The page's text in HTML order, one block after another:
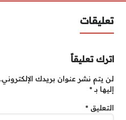
تعليقات
اترك تعليقاً
لن يتم نشر عنوان بريدك الإلكتروني.
إليها بـ*
التعليق *